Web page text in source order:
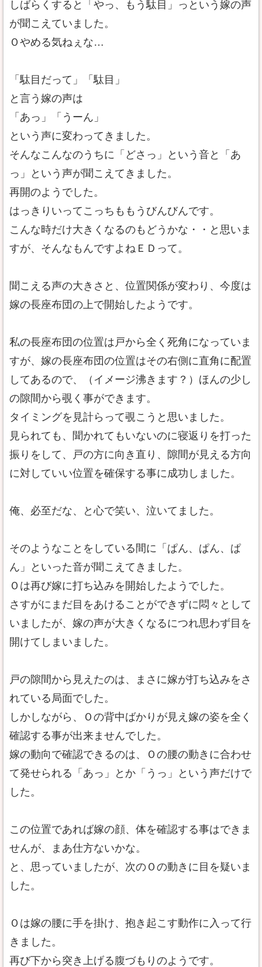
しばらくすると「やっ、もう駄目」っという嫁の声
が聞こえていました。
Ｏやめる気ねぇな…
「駄目だって」「駄目」
と言う嫁の声は
「あっ」「うーん」
という声に変わってきました。
そんなこんなのうちに「どさっ」という音と「あ
っ」という声が聞こえてきました。
再開のようでした。
はっきりいってこっちももうびんびんです。
こんな時だけ大きくなるのもどうかな・・と思いま
すが、そんなもんですよねＥＤって。
聞こえる声の大きさと、位置関係が変わり、今度は
嫁の長座布団の上で開始したようです。
私の長座布団の位置は戸から全く死角になっていま
すが、嫁の長座布団の位置はその右側に直角に配置
してあるので、（イメージ沸きます？）ほんの少し
の隙間から覗く事ができます。
タイミングを見計らって覗こうと思いました。
見られても、聞かれてもいないのに寝返りを打った
振りをして、戸の方に向き直り、隙間が見える方向
に対していい位置を確保する事に成功しました。
俺、必至だな、と心で笑い、泣いてました。
そのようなことをしている間に「ぱん、ぱん、ぱ
ん」といった音が聞こえてきました。
Ｏは再び嫁に打ち込みを開始したようでした。
さすがにまだ目をあけることができずに悶々として
いましたが、嫁の声が大きくなるにつれ思わず目を
開けてしまいました。
戸の隙間から見えたのは、まさに嫁が打ち込みをさ
れている局面でした。
しかしながら、Ｏの背中ばかりが見え嫁の姿を全く
確認する事が出来ませんでした。
嫁の動向で確認できるのは、Ｏの腰の動きに合わせ
て発せられる「あっ」とか「うっ」という声だけで
した。
この位置であれば嫁の顔、体を確認する事はできま
せんが、まあ仕方ないかな。
と、思っていましたが、次のＯの動きに目を疑いま
した。
Ｏは嫁の腰に手を掛け、抱き起こす動作に入って行
きました。
再び下から突き上げる腹づもりのようです。